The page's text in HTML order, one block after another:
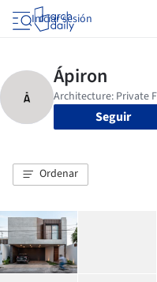
Iniciar sesión
Seguir
Ordenar